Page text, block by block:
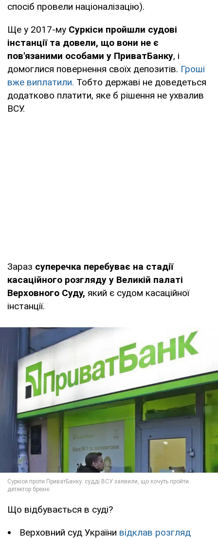
спосіб провели націоналізацію).
Ще у 2017-му Суркіси пройшли судові
інстанції та довели, що вони не є
пов'язаними особами у ПриватБанку, і
домоглися повернення своїх депозитів. Гроші
вже виплатили. Тобто державі не доведеться
додатково платити, яке б рішення не ухвалив
ВСУ.
Зараз суперечка перебуває на стадії
касаційного розгляду у Великій палаті
Верховного Суду, який є судом касаційної
інстанції.
Що відбувається в суді?
Верховний суд України відклав розгляд